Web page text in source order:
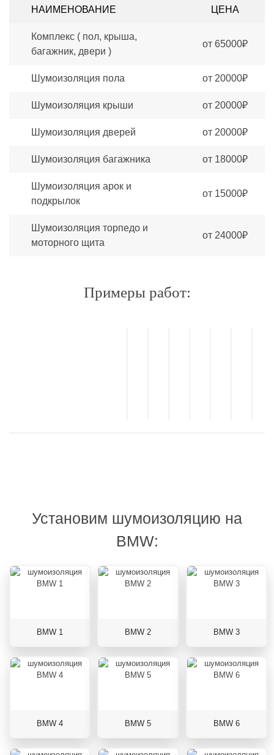
НАИМЕНОВАНИЕ ЦЕНА
Комплекс ( пол, крыша,
багажник, двери )
от 65000₽
Шумоизоляция пола от 20000₽
Шумоизоляция крыши от 20000₽
Шумоизоляция дверей от 20000₽
Шумоизоляция багажника от 18000₽
Шумоизоляция арок и
подкрылок
от 15000₽
Шумоизоляция торпедо и
моторного щита
от 24000₽
Примеры работ:
Установим шумоизоляцию на
BMW:
BMW 1 BMW 2 BMW 3
BMW 4 BMW 5 BMW 6